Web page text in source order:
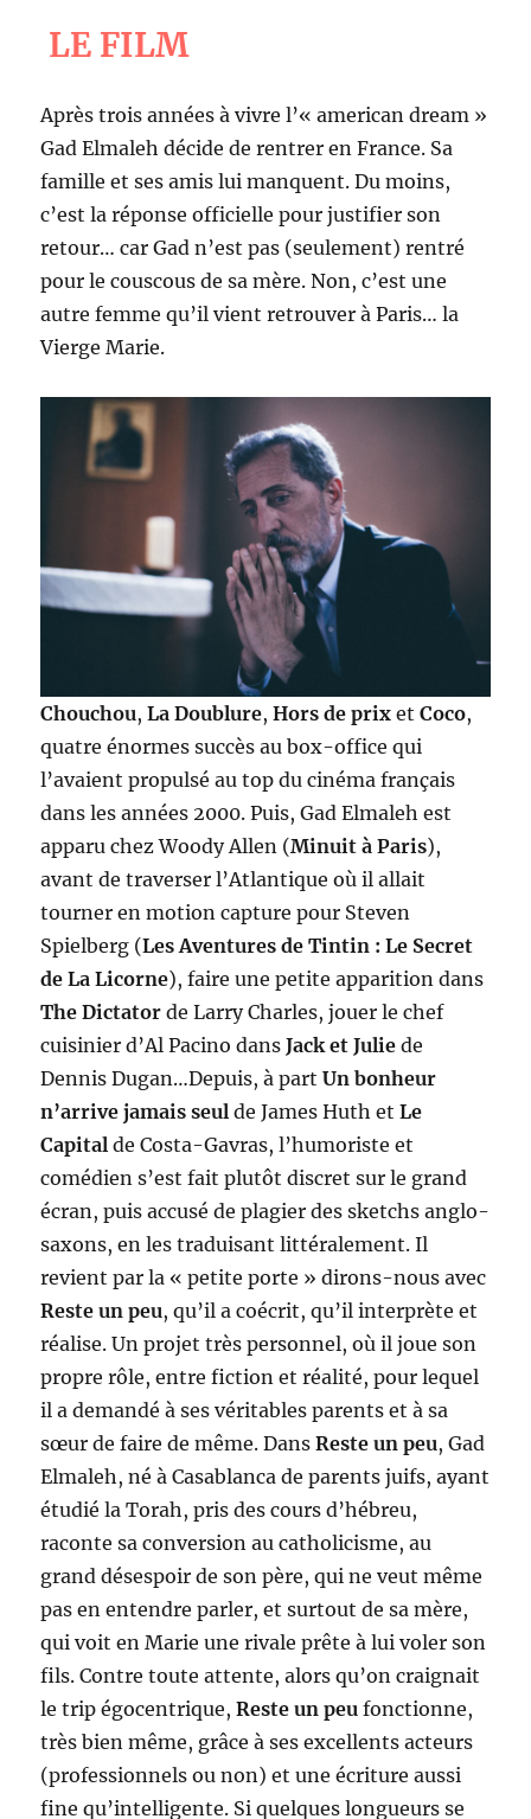
LE FILM
Après trois années à vivre l’« american dream »
Gad Elmaleh décide de rentrer en France. Sa
famille et ses amis lui manquent. Du moins,
c’est la réponse officielle pour justifier son
retour… car Gad n’est pas (seulement) rentré
pour le couscous de sa mère. Non, c’est une
autre femme qu’il vient retrouver à Paris… la
Vierge Marie.
Chouchou,La Doublure,Hors de prix etCoco,
quatre énormes succès au box-office qui
l’avaient propulsé au top du cinéma français
dans les années 2000. Puis, Gad Elmaleh est
apparu chez Woody Allen (Minuit à Paris),
avant de traverser l’Atlantique où il allait
tourner en motion capture pour Steven
Spielberg (Les Aventures de Tintin : Le Secret
de La Licorne), faire une petite apparition dans
The Dictatorde Larry Charles, jouer le chef
cuisinier d’Al Pacino dansJack et Julie de
Dennis Dugan…Depuis, à part Un bonheur
n’arrive jamais seul de James Huth etLe
Capital de Costa-Gavras, l’humoriste et
comédien s’est fait plutôt discret sur le grand
écran, puis accusé de plagier des sketchs anglo-
saxons, en les traduisant littéralement. Il
revient par la « petite porte » dirons-nous avec
Reste un peu, qu’il a coécrit, qu’il interprète et
réalise. Un projet très personnel, où il joue son
propre rôle, entre fiction et réalité, pour lequel
il a demandé à ses véritables parents et à sa
sœur de faire de même. DansReste un peu, Gad
Elmaleh, né à Casablanca de parents juifs, ayant
étudié la Torah, pris des cours d’hébreu,
raconte sa conversion au catholicisme, au
grand désespoir de son père, qui ne veut même
pas en entendre parler, et surtout de sa mère,
qui voit en Marie une rivale prête à lui voler son
fils. Contre toute attente, alors qu’on craignait
le trip égocentrique,Reste un peu fonctionne,
très bien même, grâce à ses excellents acteurs
(professionnels ou non) et une écriture aussi
fine qu’intelligente. Si quelques longueurs se